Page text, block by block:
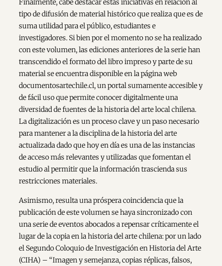
Finalmente, cabe destacar estas iniciativas en relación al
tipo de difusión de material histórico que realiza que es de
suma utilidad para el público, estudiantes e
investigadores. Si bien por el momento no se ha realizado
con este volumen, las ediciones anteriores de la serie han
transcendido el formato del libro impreso y parte de su
material se encuentra disponible en la página web
documentosartechile.cl, un portal sumamente accesible y
de fácil uso que permite conocer digitalmente una
diversidad de fuentes de la historia del arte local chilena.
La digitalización es un proceso clave y un paso necesario
para mantener a la disciplina de la historia del arte
actualizada dado que hoy en día es una de las instancias
de acceso más relevantes y utilizadas que fomentan el
estudio al permitir que la información trascienda sus
restricciones materiales.
Asimismo, resulta una próspera coincidencia que la
publicación de este volumen se haya sincronizado con
una serie de eventos abocados a repensar críticamente el
lugar de la copia en la historia del arte chilena: por un lado
el Segundo Coloquio de Investigación en Historia del Arte
(CIHA) – “Imagen y semejanza, copias réplicas, falsos,